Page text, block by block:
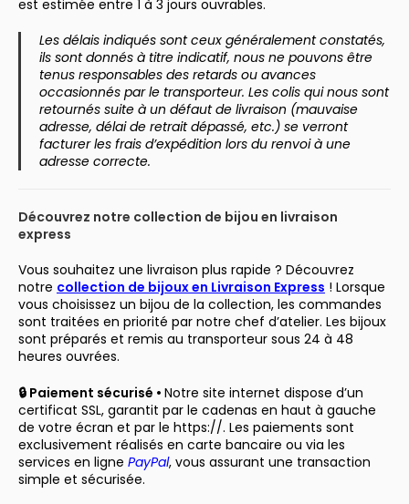
est estimée entre 1 à 3 jours ouvrables.
Les délais indiqués sont ceux généralement constatés,
ils sont donnés à titre indicatif, nous ne pouvons être
tenus responsables des retards ou avances
occasionnés par le transporteur. Les colis qui nous sont
retournés suite à un défaut de livraison (mauvaise
adresse, délai de retrait dépassé, etc.) se verront
facturer les frais d’expédition lors du renvoi à une
adresse correcte.
Découvrez notre collection de bijou en livraison
express
Vous souhaitez une livraison plus rapide ? Découvrez
notre collection de bijoux en Livraison Express ! Lorsque
vous choisissez un bijou de la collection, les commandes
sont traitées en priorité par notre chef d’atelier. Les bijoux
sont préparés et remis au transporteur sous 24 à 48
heures ouvrées.
🔒 Paiement sécurisé • Notre site internet dispose d’un
certificat SSL, garantit par le cadenas en haut à gauche
de votre écran et par le https://. Les paiements sont
exclusivement réalisés en carte bancaire ou via les
services en ligne PayPal, vous assurant une transaction
simple et sécurisée.